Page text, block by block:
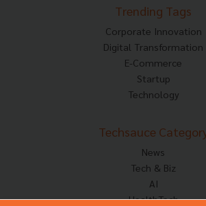
Trending Tags
Corporate Innovation
Digital Transformation
E-Commerce
Startup
Technology
Techsauce
News
Tech & Biz
AI
HealthTech